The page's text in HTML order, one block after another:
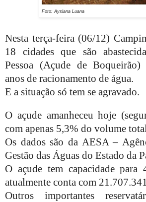
Foto: Ayslana Luana
Nesta terça-feira (06/12)
18 cidades que são
Pessoa (Açude de
anos de racionamento de água.
E a situação só tem se agravado.
O açude amanheceu hoje
com apenas 5,3% do volume
Os dados são da AESA –
Gestão das Águas do Estado da
O açude tem capacidade para
atualmente conta com
Outros importantes